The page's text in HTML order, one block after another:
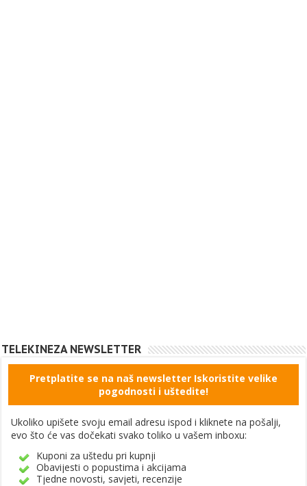
TELEKINEZA NEWSLETTER
Pretplatite se na naš newsletter Iskoristite velike
pogodnosti i uštedite!
Ukoliko upišete svoju email adresu ispod i kliknete na pošalji,
evo što će vas dočekati svako toliko u vašem inboxu:
Kuponi za uštedu pri kupnji
Obavijesti o popustima i akcijama
Tjedne novosti, savjeti, recenzije